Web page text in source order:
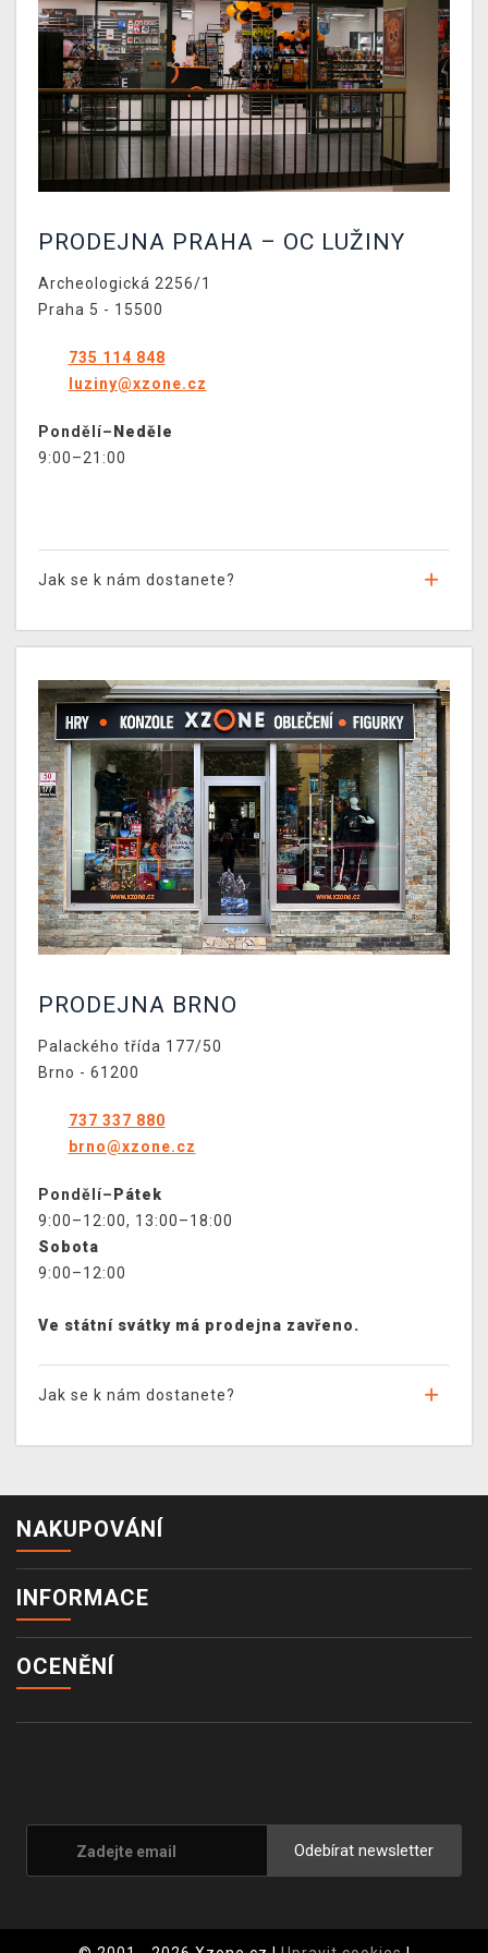
DOPRAVA
XZONE KLUB
TCG & BOARDGAME HUB
VÝKUP HER (BAZAR)
PRODEJNA PRAHA – OC LUŽINY
Archeologická 2256/1
Praha 5 - 15500
735 114 848
luziny@xzone.cz
Pondělí– Neděle
9:00–21:00
Jak se k nám dostanete?
PRODEJNA BRNO
Palackého třída 177/50
Brno - 61200
737 337 880
brno@xzone.cz
Pondělí– Pátek
9:00–12:00, 13:00–18:00
Sobota
9:00–12:00
Ve státní svátky má prodejna zavřeno.
Jak se k nám dostanete?
NAKUPOVÁNÍ
INFORMACE
OCENĚNÍ
Odebírat newsletter